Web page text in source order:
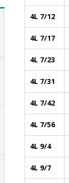
4L 7/12
4L 7/17
4L 7/23
4L 7/31
4L 7/42
4L 7/56
4L 9/4
4L 9/7